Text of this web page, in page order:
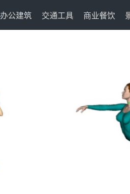
办公建筑 交通工具 商业餐饮